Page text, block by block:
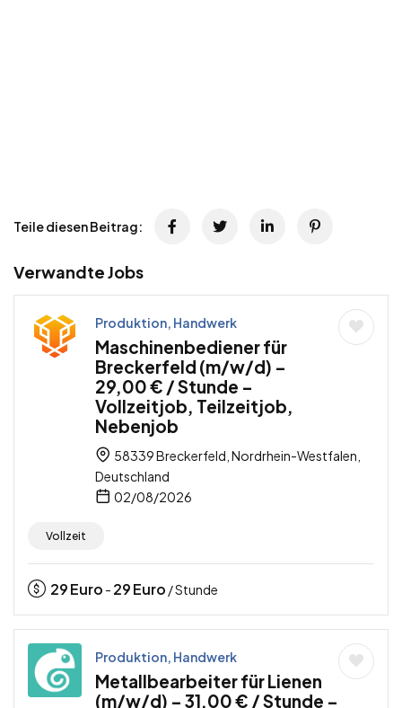
Teile diesen Beitrag:
Verwandte Jobs
Produktion, Handwerk
Maschinenbediener für
Breckerfeld (m/w/d) –
29,00 € / Stunde –
Vollzeitjob, Teilzeitjob,
Nebenjob
58339 Breckerfeld, Nordrhein-Westfalen,
Deutschland
02/08/2026
Vollzeit
29Euro - 29Euro / Stunde
Produktion, Handwerk
Metallbearbeiter für Lienen
(m/w/d) – 31,00 € / Stunde –